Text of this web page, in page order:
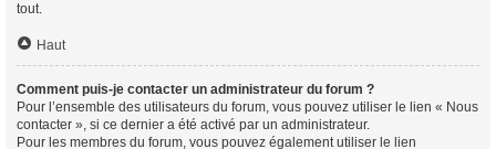
tout.
Haut
Comment puis-je contacter un administrateur du forum ?
Pour l’ensemble des utilisateurs du forum, vous pouvez utiliser le lien « Nous
contacter », si ce dernier a été activé par un administrateur.
Pour les membres du forum, vous pouvez également utiliser le lien